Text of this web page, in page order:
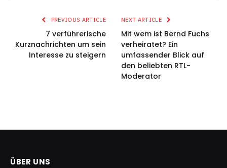
PREVIOUS ARTICLE
7 verführerische
Kurznachrichten um sein
Interesse zu steigern
NEXT ARTICLE
Mit wem ist Bernd Fuchs
verheiratet? Ein
umfassender Blick auf
den beliebten RTL-
Moderator
ÜBER UNS